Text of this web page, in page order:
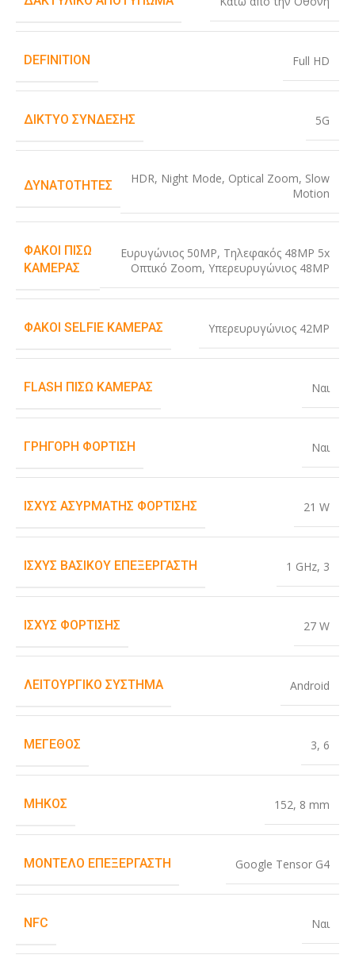
DEFINITION Full HD
ΔΊΚΤΥΟ ΣΎΝΔΕΣΗΣ 5G
ΔΥΝΑΤΌΤΗΤΕΣ HDR, Night Mode, Optical Zoom, Slow
Motion
ΦΑΚΟΊ ΠΊΣΩ
ΚΆΜΕΡΑΣ
Ευρυγώνιος 50MP, Τηλεφακός 48MP 5x
Οπτικό Zoom, Υπερευρυγώνιος 48MP
ΦΑΚΟΊ SELFIE ΚΆΜΕΡΑΣ Υπερευρυγώνιος 42MP
FLASH ΠΊΣΩ ΚΆΜΕΡΑΣ Ναι
ΓΡΉΓΟΡΗ ΦΌΡΤΙΣΗ Ναι
ΙΣΧΎΣ ΑΣΎΡΜΑΤΗΣ ΦΌΡΤΙΣΗΣ 21 W
ΙΣΧΎΣ ΒΑΣΙΚΟΎ ΕΠΕΞΕΡΓΑΣΤΉ 1 GHz, 3
ΙΣΧΎΣ ΦΌΡΤΙΣΗΣ 27 W
ΛΕΙΤΟΥΡΓΙΚΌ ΣΎΣΤΗΜΑ Android
ΜΈΓΕΘΟΣ 3, 6
ΜΉΚΟΣ 152, 8 mm
ΜΟΝΤΈΛΟ ΕΠΕΞΕΡΓΑΣΤΉ Google Tensor G4
NFC Ναι